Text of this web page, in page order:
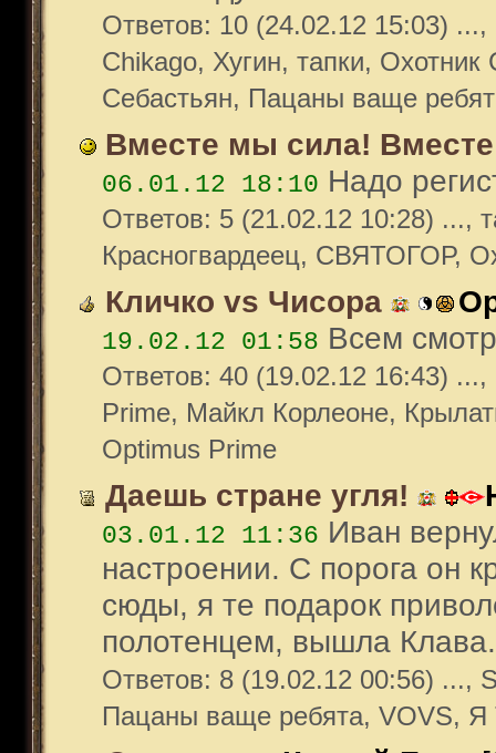
Ответов: 10 (24.02.12 15:03)
Chikago, Хугин, тапки,
Себастьян, Пацаны ваще
Вместе мы сила!
06.01.12 18:10 Надо
Ответов: 5 (21.02.12 10:28) ...,
Красногвардеец, СВЯТОГОР,
Кличко vs Чисора
19.02.12 01:58 Всем
Ответов: 40 (19.02.12 16:43)
Prime, Майкл Корлеоне,
Optimus Prime
Даешь стране угля!
03.01.12 11:36 Иван
настроении. С порога он
сюды, я те подарок
полотенцем, вышла
Ответов: 8 (19.02.12 00:56) ...,
Пацаны ваще ребята, VOVS,